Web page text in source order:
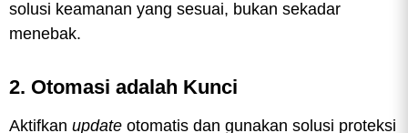
solusi keamanan yang sesuai, bukan sekadar
menebak.
2. Otomasi adalah Kunci
Aktifkan update otomatis dan gunakan solusi proteksi